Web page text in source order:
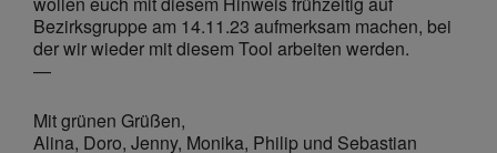
Bezirksgruppe am 14.11.23 aufmerksam machen, bei
der wir wieder mit diesem Tool arbeiten werden.
—
Mit grünen Grüßen,
Alina, Doro, Jenny, Monika, Philip und Sebastian